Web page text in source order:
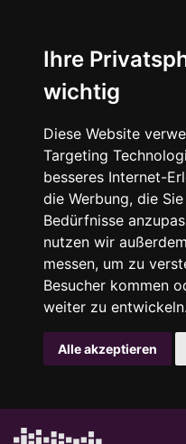
Ihre
wichtig
Diese Website
Targeting
besseres Internet-
die Werbung, die
Bedürfnisse
nutzen wir
messen, um zu
Besucher kommen
weiter zu entwickeln.
Alle akzeptieren